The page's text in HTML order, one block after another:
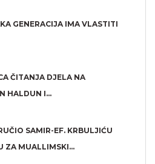
GENERACIJA IMA VLASTITI
ČITANJA DJELA NA
HALDUN I...
SAMIR-EF. KRBULJIĆU
ZA MUALLIMSKI...